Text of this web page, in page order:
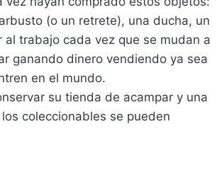
(o un retrete), una ducha, un
trabajo cada vez que se mudan a
ganando dinero vendiendo ya sea
en el mundo.
su tienda de acampar y una
coleccionables se pueden